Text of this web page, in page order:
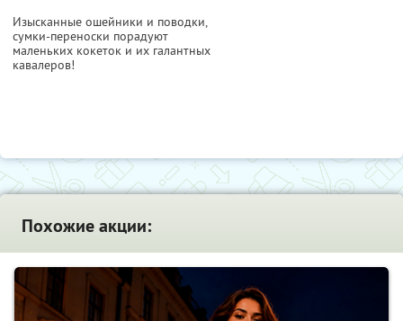
Изысканные ошейники и поводки,
сумки-переноски порадуют
маленьких кокеток и их галантных
кавалеров!
Похожие акции: